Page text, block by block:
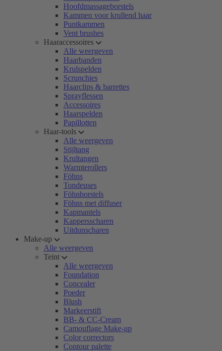
Hoofdmassageborstels
Kammen voor krullend haar
Puntkammen
Vent brushes
Haaraccessoires
Alle weergeven
Haarbanden
Krulspelden
Scrunchies
Haarclips & barrettes
Sprayflessen
Accessoires
Haarspelden
Papillotten
Haar-tools
Alle weergeven
Stijltang
Krultangen
Warmterollers
Föhns
Tondeuses
Föhnborstels
Föhns met diffuser
Kapmantels
Kappersscharen
Uitdunscharen
Make-up
Alle weergeven
Teint
Alle weergeven
Foundation
Concealer
Poeder
Blush
Markeerstift
BB- & CC-Cream
Camouflage Make-up
Color correctors
Contour palette